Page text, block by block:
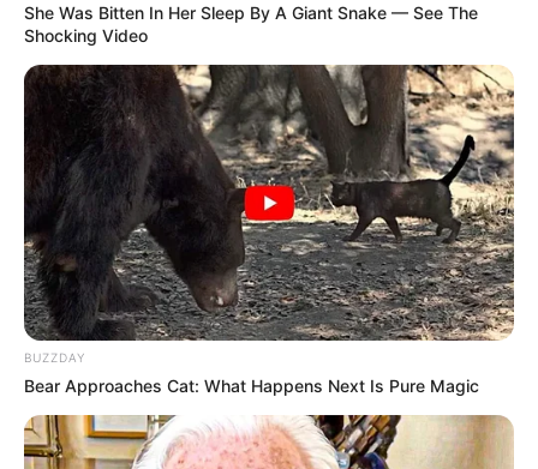
She Was Bitten In Her Sleep By A Giant Snake — See The
Shocking Video
BUZZDAY
Bear Approaches Cat: What Happens Next Is Pure Magic